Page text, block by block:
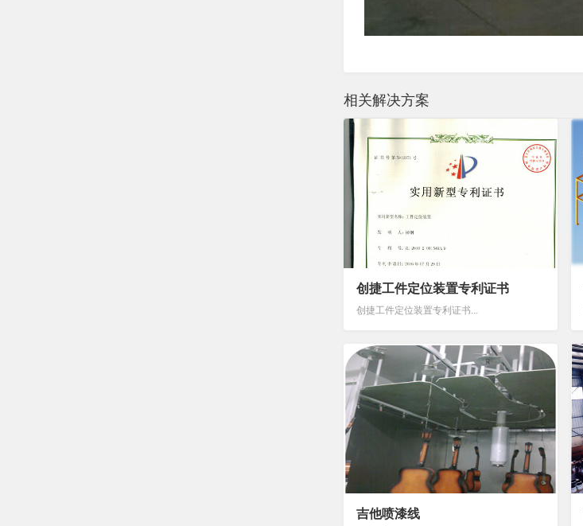
相关解决方案
创捷工件定位装置专利证书
创捷工件定位装置专利证书...
吉他喷漆线